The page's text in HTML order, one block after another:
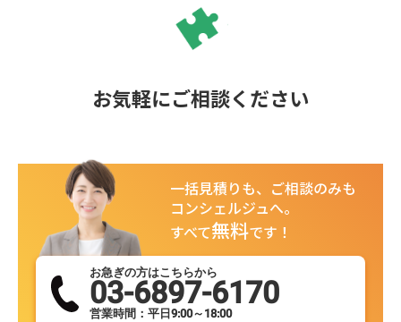
お気軽にご相談ください
一括見積りも、ご相談のみも
コンシェルジュへ。
すべて無料です！
お急ぎの方はこちらから
03-6897-6170
営業時間：平日9:00～18:00